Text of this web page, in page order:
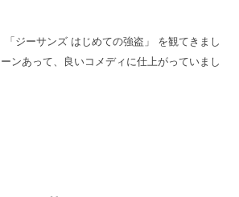
ジーサンズ はじめての強盗」 を観てきまし
ンあって、良いコメディに仕上がっていまし